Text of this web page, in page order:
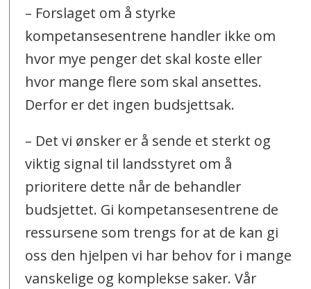
– Forslaget om å styrke
kompetansesentrene handler ikke om
hvor mye penger det skal koste eller
hvor mange flere som skal ansettes.
Derfor er det ingen budsjettsak.
– Det vi ønsker er å sende et sterkt og
viktig signal til landsstyret om å
prioritere dette når de behandler
budsjettet. Gi kompetansesentrene de
ressursene som trengs for at de kan gi
oss den hjelpen vi har behov for i mange
vanskelige og komplekse saker. Vår